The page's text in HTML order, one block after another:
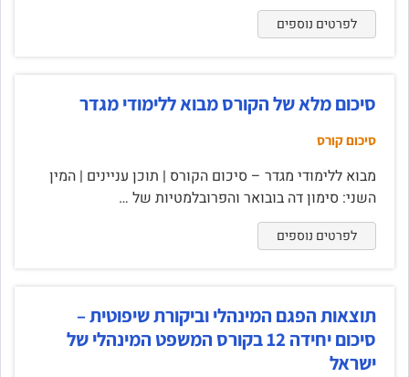
לפרטים נוספים
סיכום מלא של הקורס מבוא ללימודי מגדר
סיכום קורס
מבוא ללימודי מגדר – סיכום הקורס | תוכן עניינים | המין
השני: סימון דה בובואר והפרובלמטיות של …
לפרטים נוספים
תוצאות הפגם המינהלי וביקורת שיפוטית –
סיכום יחידה 12 בקורס המשפט המינהלי של
ישראל